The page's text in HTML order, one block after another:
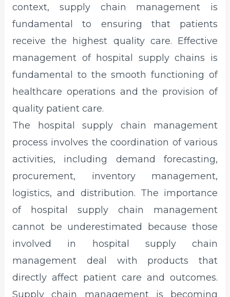
context, supply chain management is
fundamental to ensuring that patients
receive the highest quality care. Effective
management of hospital supply chains is
fundamental to the smooth functioning of
healthcare operations and the provision of
quality patient care.
The hospital supply chain management
process involves the coordination of various
activities, including demand forecasting,
procurement, inventory management,
logistics, and distribution. The importance
of hospital supply chain management
cannot be underestimated because those
involved in hospital supply chain
management deal with products that
directly affect patient care and outcomes.
Supply chain management is becoming